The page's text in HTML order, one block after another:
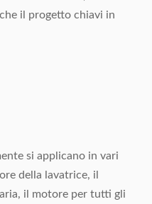
il progetto chiavi in
si applicano in vari
della lavatrice, il
il motore per tutti gli